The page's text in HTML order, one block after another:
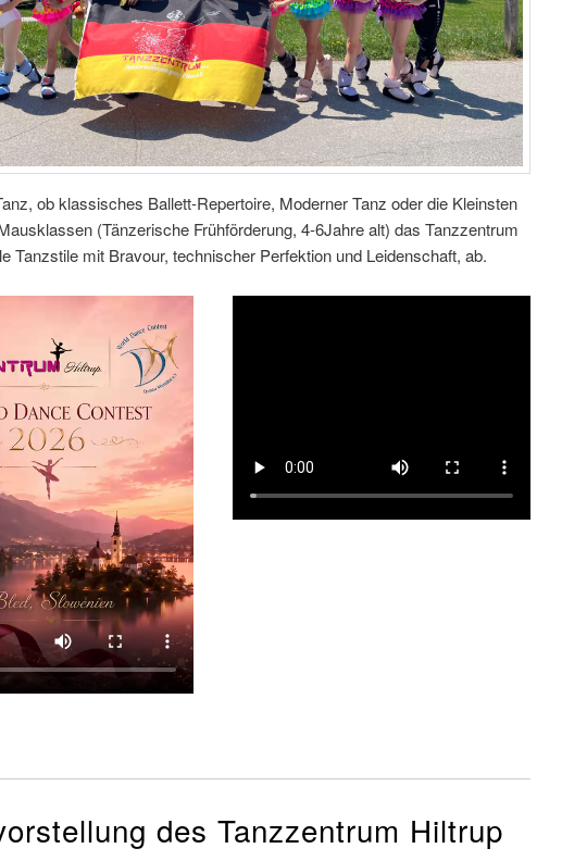
ob klassisches Ballett-Repertoire, Moderner Tanz oder die Kleinsten
(Tänzerische Frühförderung, 4-6Jahre alt) das Tanzzentrum
Tanzstile mit Bravour, technischer Perfektion und Leidenschaft, ab.
des Tanzzentrum Hiltrup